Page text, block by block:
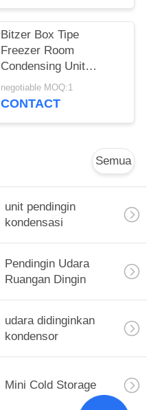
Bitzer Box Tipe
Freezer Room
Condensing Unit
Casing Baja Galvanis
Yang Kuat
negotiable MOQ:1
CONTACT
Semua
unit pendingin
kondensasi
Pendingin Udara
Ruangan Dingin
udara didinginkan
kondensor
Mini Cold Storage